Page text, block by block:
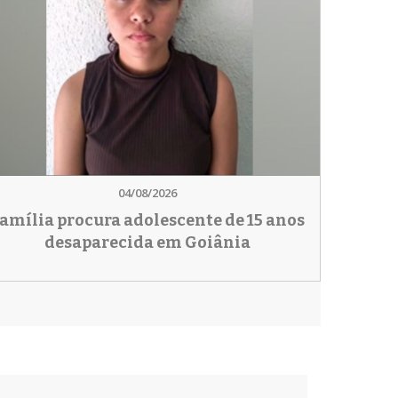
04/08/2026
procura adolescente de 15 anos
desaparecida em Goiânia